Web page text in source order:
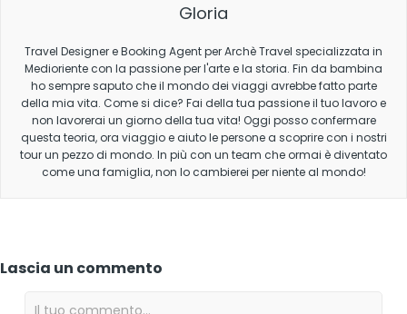
Gloria
Travel Designer e Booking Agent per Archè Travel specializzata in
Medioriente con la passione per l'arte e la storia. Fin da bambina
ho sempre saputo che il mondo dei viaggi avrebbe fatto parte
della mia vita. Come si dice? Fai della tua passione il tuo lavoro e
non lavorerai un giorno della tua vita! Oggi posso confermare
questa teoria, ora viaggio e aiuto le persone a scoprire con i nostri
tour un pezzo di mondo. In più con un team che ormai è diventato
come una famiglia, non lo cambierei per niente al mondo!
Lascia un commento